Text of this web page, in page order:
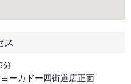
ス
分
ーカドー四街道店正面